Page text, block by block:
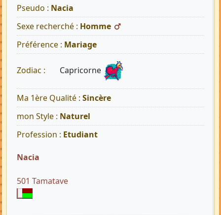
Pseudo : Nacia
Sexe recherché : Homme
Préférence : Mariage
Zodiac : Capricorne
Ma 1ère Qualité : Sincère
mon Style : Naturel
Profession : Etudiant
Nacia
501 Tamatave